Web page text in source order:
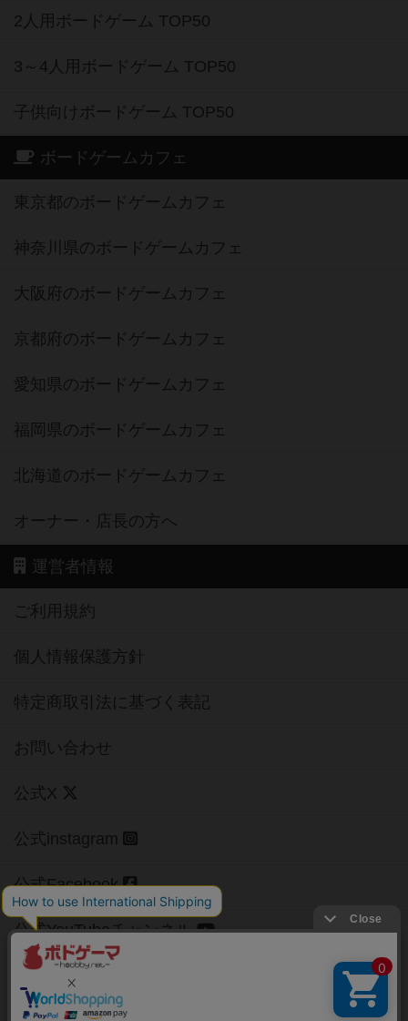
2人用ボードゲーム TOP50
3～4人用ボードゲーム TOP50
子供向けボードゲーム TOP50
ボードゲームカフェ
東京都のボードゲームカフェ
神奈川県のボードゲームカフェ
大阪府のボードゲームカフェ
京都府のボードゲームカフェ
愛知県のボードゲームカフェ
福岡県のボードゲームカフェ
北海道のボードゲームカフェ
オーナー・店長の方へ
運営者情報
ご利用規約
個人情報保護方針
特定商取引法に基づく表記
お問い合わせ
公式X
公式instagram
公式Facebook
公式YouTubeチャンネル